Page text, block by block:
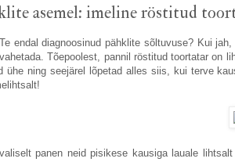
asemel: imeline röstitud
endal diagnoosinud pähklite sõltuvuse? Kui jah,
Tõepoolest, pannil röstitud toortatar on
ühe ning seejärel lõpetad alles siis, kui terve
panen neid pisikese kausiga lauale